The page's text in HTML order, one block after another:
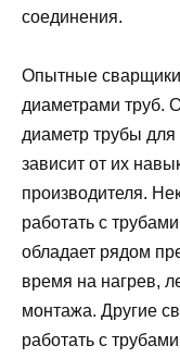
соединения.
Опытные сварщики
диаметрами труб.
диаметр трубы для
зависит от их
производителя.
работать с
обладает рядом
время на нагрев,
монтажа. Другие
работать с